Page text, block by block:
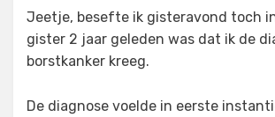
Jeetje, besefte ik gisteravond toch
gister 2 jaar geleden was dat ik de
borstkanker kreeg.
De diagnose voelde in eerste